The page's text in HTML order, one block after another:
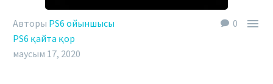
0 
Авторы PS6 ойыншысы
PS6 қайта қор
маусым 17, 2020